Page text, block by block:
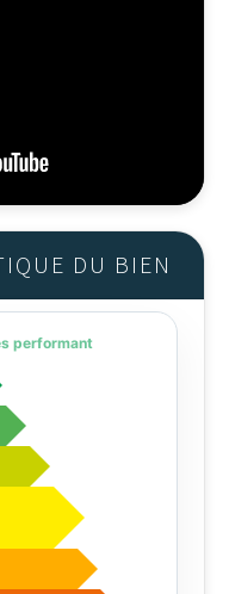
DU BIEN
performant